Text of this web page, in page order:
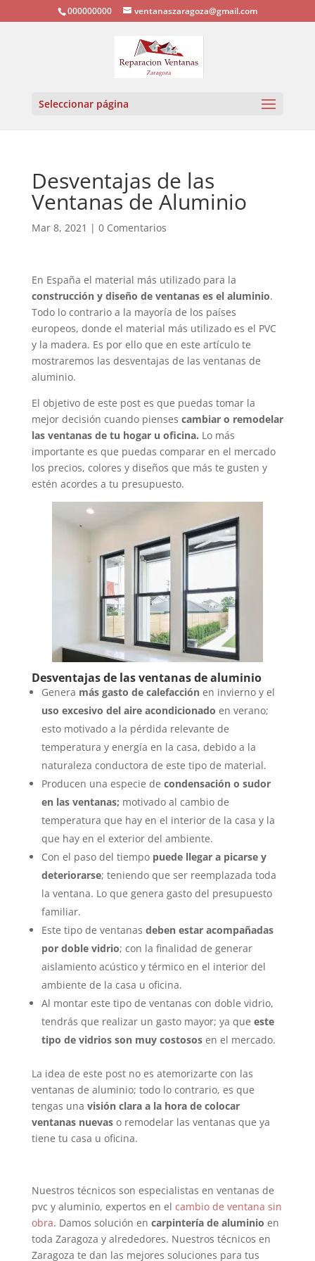
000000000 ventanaszaragoza@gmail.com
Seleccionar página
Desventajas de las
Ventanas de Aluminio
Mar 8, 2021 | 0 Comentarios
En España el material más utilizado para la
construcción y diseño de ventanas es el aluminio.
Todo lo contrario a la mayoría de los países
europeos, donde el material más utilizado es el PVC
y la madera. Es por ello que en este artículo te
mostraremos las desventajas de las ventanas de
aluminio.
El objetivo de este post es que puedas tomar la
mejor decisión cuando pienses cambiar o remodelar
las ventanas de tu hogar u oficina. Lo más
importante es que puedas comparar en el mercado
los precios, colores y diseños que más te gusten y
estén acordes a tu presupuesto.
Desventajas de las ventanas de aluminio
Genera más gasto de calefacción en invierno y el
uso excesivo del aire acondicionado en verano;
esto motivado a la pérdida relevante de
temperatura y energía en la casa, debido a la
naturaleza conductora de este tipo de material.
Producen una especie de condensación o sudor
en las ventanas; motivado al cambio de
temperatura que hay en el interior de la casa y la
que hay en el exterior del ambiente.
Con el paso del tiempo puede llegar a picarse y
deteriorarse; teniendo que ser reemplazada toda
la ventana. Lo que genera gasto del presupuesto
familiar.
Este tipo de ventanas deben estar acompañadas
por doble vidrio; con la finalidad de generar
aislamiento acústico y térmico en el interior del
ambiente de la casa u oficina.
Al montar este tipo de ventanas con doble vidrio,
tendrás que realizar un gasto mayor; ya que este
tipo de vidrios son muy costosos en el mercado.
La idea de este post no es atemorizarte con las
ventanas de aluminio; todo lo contrario, es que
tengas una visión clara a la hora de colocar
ventanas nuevaso remodelar las ventanas que ya
tiene tu casa u oficina.
Nuestros técnicos son especialistas en ventanas de
pvc y aluminio, expertos en el cambio de ventana sin
obra. Damos solución en carpintería de aluminio en
toda Zaragoza y alrededores. Nuestros técnicos en
Zaragoza te dan las mejores soluciones para tus